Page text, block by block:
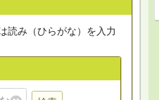
読み（ひらがな）を入力